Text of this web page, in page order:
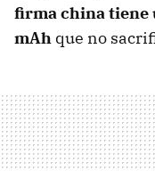
firma china tiene
mAh que no